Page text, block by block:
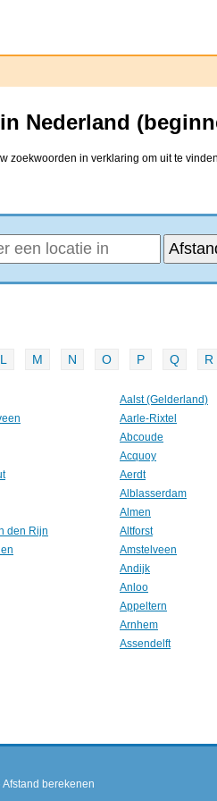
Nederland
zoekwoorden in verklaring om uit te
L M N O P Q R
Aalst (Gelderland)
Aarle-Rixtel
Abcoude
Acquoy
Aerdt
Alblasserdam
Almen
den Rijn Altforst
Amstelveen
Andijk
Anloo
Appeltern
Arnhem
Assendelft
Afstand berekenen